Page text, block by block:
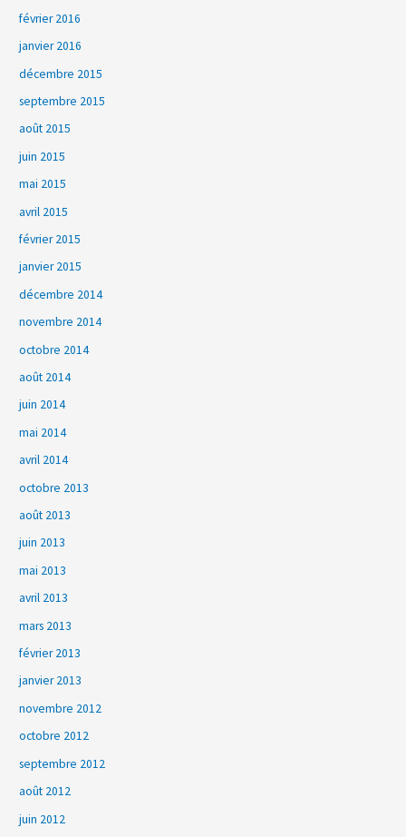
février 2016
janvier 2016
décembre 2015
septembre 2015
août 2015
juin 2015
mai 2015
avril 2015
février 2015
janvier 2015
décembre 2014
novembre 2014
octobre 2014
août 2014
juin 2014
mai 2014
avril 2014
octobre 2013
août 2013
juin 2013
mai 2013
avril 2013
mars 2013
février 2013
janvier 2013
novembre 2012
octobre 2012
septembre 2012
août 2012
juin 2012